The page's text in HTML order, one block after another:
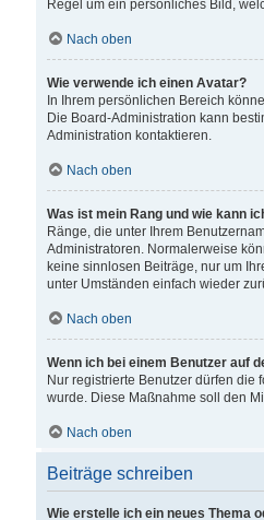
Regel um ein persönliches Bild,
Nach oben
Wie verwende ich einen Avatar?
In Ihrem persönlichen Bereich
Die Board-Administration kann
Administration kontaktieren.
Nach oben
Was ist mein Rang und wie kann
Ränge, die unter Ihrem
Administratoren. Normalerweise
keine sinnlosen Beiträge, nur um
unter Umständen einfach wieder
Nach oben
Wenn ich bei einem Benutzer auf
Nur registrierte Benutzer dürfen
wurde. Diese Maßnahme soll den
Nach oben
Beiträge schreiben
Wie erstelle ich ein neues Thema